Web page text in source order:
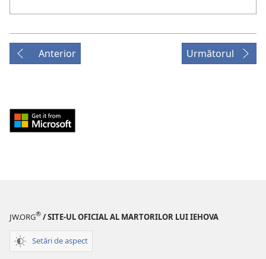
Anterior Următorul
Download
from
fereastră
nouă)
JW.ORG® / SITE-UL OFICIAL AL MARTORILOR LUI IEHOVA
Setări de aspect